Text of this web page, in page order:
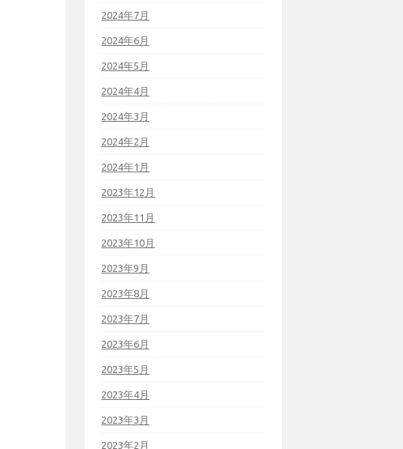
2024年7月
2024年6月
2024年5月
2024年4月
2024年3月
2024年2月
2024年1月
2023年12月
2023年11月
2023年10月
2023年9月
2023年8月
2023年7月
2023年6月
2023年5月
2023年4月
2023年3月
2023年2月